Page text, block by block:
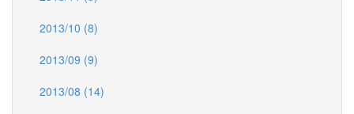
2013/10 (8)
2013/09 (9)
2013/08 (14)